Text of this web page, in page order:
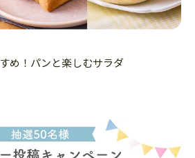
め！パンと楽しむサラダ